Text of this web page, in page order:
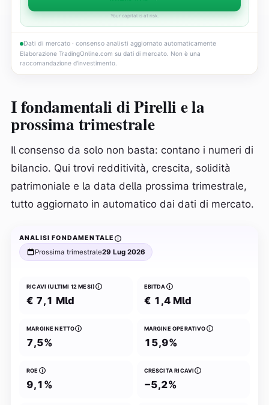
Your capital is at risk.
Dati di mercato · consenso analisti aggiornato automaticamente
Elaborazione TradingOnline.com su dati di mercato. Non è una
raccomandazione d'investimento.
I fondamentali di Pirelli e la
prossima trimestrale
Il consenso da solo non basta: contano i numeri di
bilancio. Qui trovi redditività, crescita, solidità
patrimoniale e la data della prossima trimestrale,
tutto aggiornato in automatico dai dati di mercato.
ANALISI FONDAMENTALE
Prossima trimestrale29 Lug 2026
RICAVI (ULTIMI 12 MESI)
€ 7,1 Mld
EBITDA
€ 1,4 Mld
MARGINE NETTO
7,5%
MARGINE OPERATIVO
15,9%
ROE
9,1%
CRESCITA RICAVI
−5,2%